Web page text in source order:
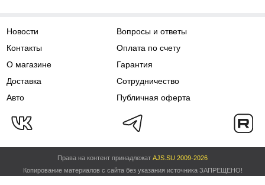
Новости
Контакты
О магазине
Доставка
Авто
Вопросы и ответы
Оплата по счету
Гарантия
Сотрудничество
Публичная оферта
Права на контент принадлежат AJS.SU 2009-2026
Копирование материалов с сайта без указания источника ЗАПРЕЩЕНО!